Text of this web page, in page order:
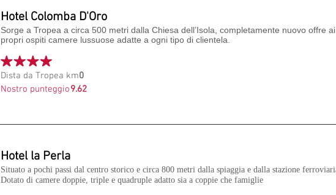
Hotel Colomba D'Oro
Sorge a Tropea a circa 500 metri dalla Chiesa dell’Isola, completamente nuovo offre ai
propri ospiti camere lussuose adatte a ogni tipo di clientela.
Dista da Tropea km0
9.62
Nostro punteggio
Hotel la Perla
Situato a pochi passi dal centro storico e circa 800 metri dalla spiaggia e dalla stazione
Dotato di camere doppie, triple e quadruple adatto sia a coppie che famiglie